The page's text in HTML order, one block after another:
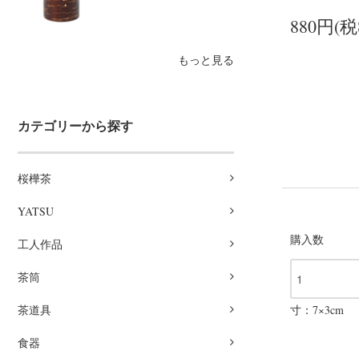
もっと見る
カテゴリーから探す
桜樺茶
YATSU
工人作品
茶筒
茶道具
食器
880円(
購入数
寸：7×3cm